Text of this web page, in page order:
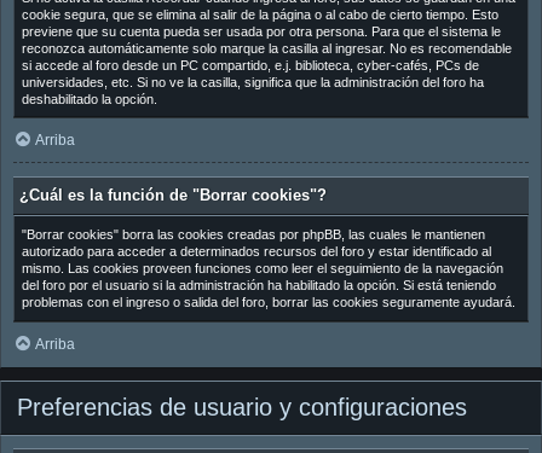
cookie segura, que se elimina al salir de la página o al cabo de cierto tiempo. Esto
previene que su cuenta pueda ser usada por otra persona. Para que el sistema le
reconozca automáticamente solo marque la casilla al ingresar. No es recomendable
si accede al foro desde un PC compartido, e.j. biblioteca, cyber-cafés, PCs de
universidades, etc. Si no ve la casilla, significa que la administración del foro ha
deshabilitado la opción.
Arriba
¿Cuál es la función de "Borrar cookies"?
"Borrar cookies" borra las cookies creadas por phpBB, las cuales le mantienen
autorizado para acceder a determinados recursos del foro y estar identificado al
mismo. Las cookies proveen funciones como leer el seguimiento de la navegación
del foro por el usuario si la administración ha habilitado la opción. Si está teniendo
problemas con el ingreso o salida del foro, borrar las cookies seguramente ayudará.
Arriba
Preferencias de usuario y configuraciones